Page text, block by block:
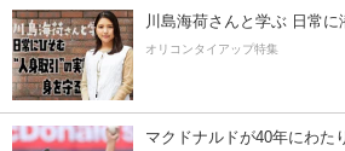
川島海荷さんと学ぶ 日常に
オリコンタイアップ特集
マクドナルドが40年にわた